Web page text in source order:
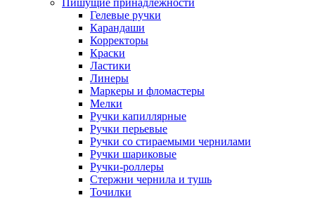
Пишущие принадлежности
Гелевые ручки
Карандаши
Корректоры
Краски
Ластики
Линеры
Маркеры и фломастеры
Мелки
Ручки капиллярные
Ручки перьевые
Ручки со стираемыми чернилами
Ручки шариковые
Ручки-роллеры
Стержни чернила и тушь
Точилки